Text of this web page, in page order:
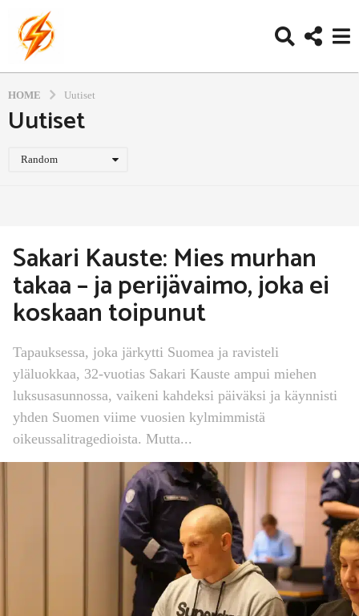
HOME Uutiset
Uutiset
Random
Sakari Kauste: Mies murhan
takaa – ja perijävaimo, joka ei
koskaan toipunut
Tapauksessa, joka järkytti Suomea ja ravisteli
yläluokkaa, 32-vuotias Sakari Kauste ampui miehen
luksusasunnossa, vaikeni kahdeksi päiväksi ja käynnisti
yhden Suomen viime vuosien kylmimmistä
oikeussalitragedioista. Mutta...